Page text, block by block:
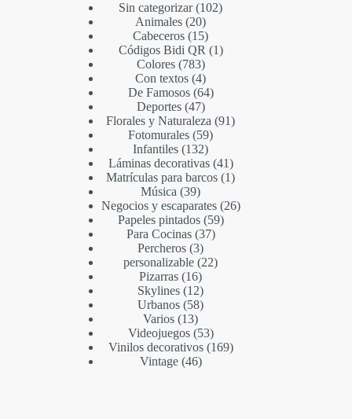
Sin categorizar 102
Animales 20
Cabeceros 15
Códigos Bidi QR
1
Colores 783
Con textos 4
De Famosos 64
Deportes 47
Florales y Naturaleza 91
Fotomurales 59
Infantiles 132
Láminas decorativas 41
Matrículas para barcos 1
Música 39
Negocios y escaparates 26
Papeles pintados 59
Para Cocinas 37
Percheros 3
personalizable 22
Pizarras 16
Skylines 12
Urbanos 58
Varios 13
Videojuegos 53
Vinilos decorativos 169
Vintage 46